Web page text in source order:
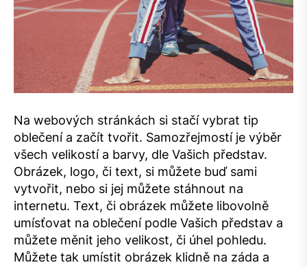
Na webových stránkách si stačí vybrat tip
oblečení a začít tvořit. Samozřejmostí je výběr
všech velikostí a barvy, dle Vašich představ.
Obrázek, logo, či text, si můžete buď sami
vytvořit, nebo si jej můžete stáhnout na
internetu. Text, či obrázek můžete libovolně
umísťovat na oblečení podle Vašich představ a
můžete měnit jeho velikost, či úhel pohledu.
Můžete tak umístit obrázek klidně na záda a